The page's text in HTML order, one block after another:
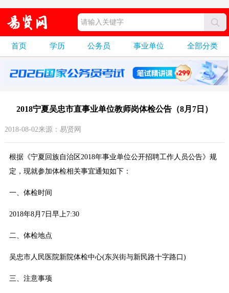
首页 学历 公务员 事业单位 全部分类
2018宁夏吴忠市直事业单位教师岗体检公告（8月7日）
2018-08-02来源：易贤网
根据《宁夏回族自治区2018年事业单位公开招聘工作人员公告》规
定，现就参加体检相关事宜通知如下：
一、体检时间
2018年8月7日早上7:30
二、体检地点
吴忠市人民医院新院体检中心(东兴街与新民路十字路口)
三、注意事项